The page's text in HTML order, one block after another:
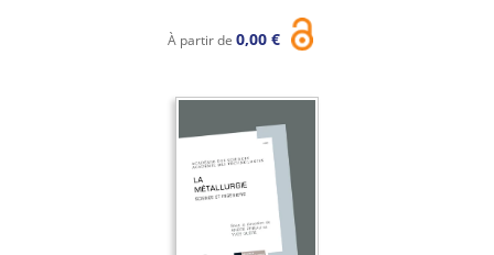
À partir de 0,00 €